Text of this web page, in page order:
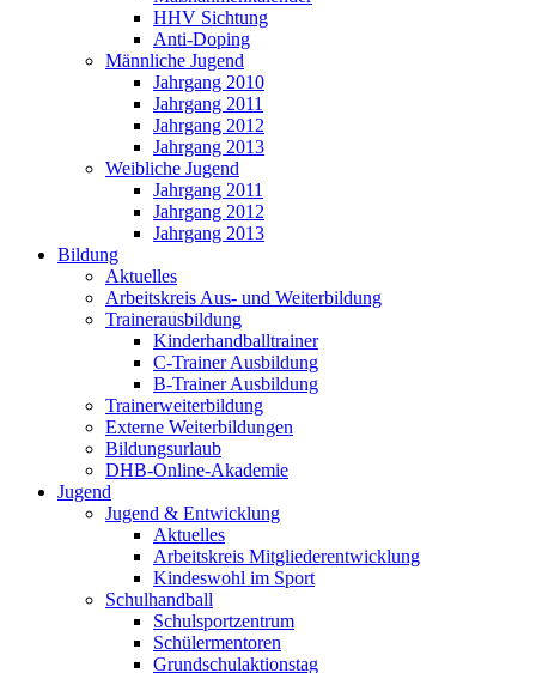
HHV Sichtung
Anti-Doping
Männliche Jugend
Jahrgang 2010
Jahrgang 2011
Jahrgang 2012
Jahrgang 2013
Weibliche Jugend
Jahrgang 2011
Jahrgang 2012
Jahrgang 2013
Bildung
Aktuelles
Arbeitskreis Aus- und Weiterbildung
Trainerausbildung
Kinderhandballtrainer
C-Trainer Ausbildung
B-Trainer Ausbildung
Trainerweiterbildung
Externe Weiterbildungen
Bildungsurlaub
DHB-Online-Akademie
Jugend
Jugend & Entwicklung
Aktuelles
Arbeitskreis Mitgliederentwicklung
Kindeswohl im Sport
Schulhandball
Schulsportzentrum
Schülermentoren
Grundschulaktionstag